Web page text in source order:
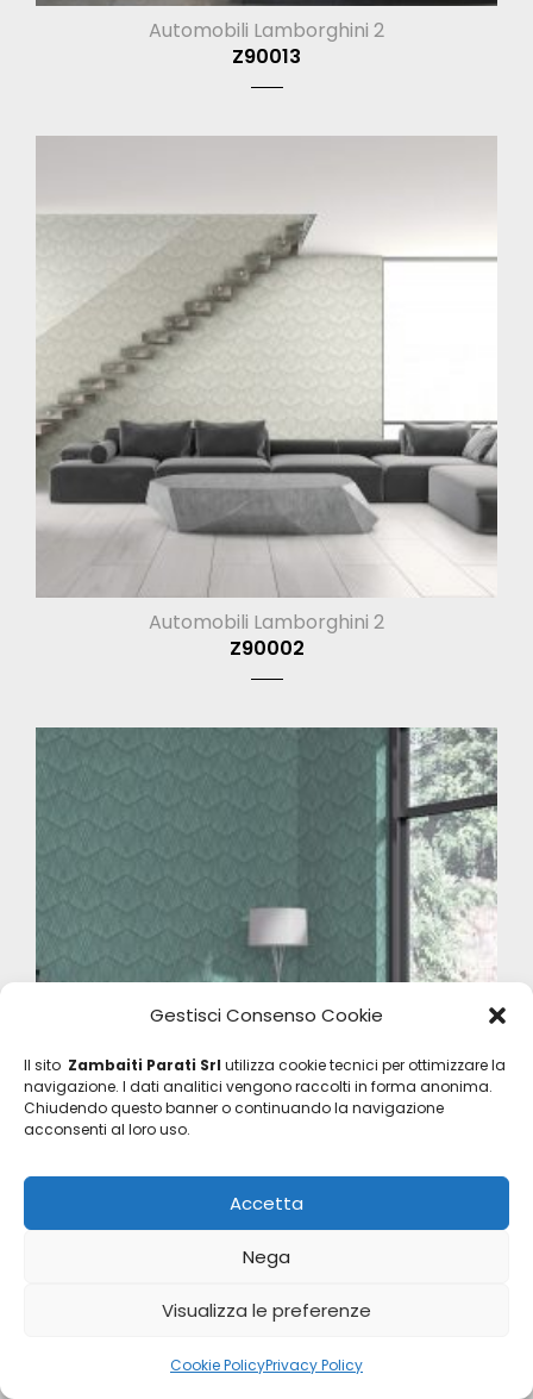
Gestisci Consenso Cookie
Il sito Zambaiti Parati Srl utilizza cookie tecnici per ottimizzare la
navigazione. I dati analitici vengono raccolti in forma anonima.
Chiudendo questo banner o continuando la navigazione
acconsenti al loro uso.
Accetta
Nega
Visualizza le preferenze
Cookie PolicyPrivacy Policy
Automobili Lamborghini 2
Z90013
Automobili Lamborghini 2
Z90002
Automobili Lamborghini 2